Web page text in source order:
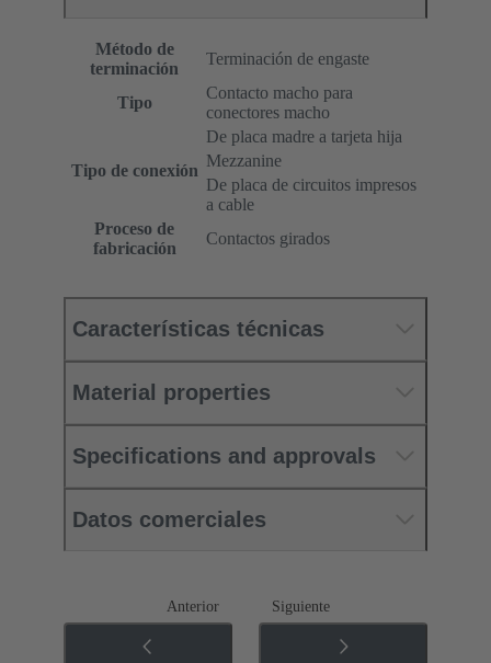
Método de
terminación
Terminación de engaste
Tipo
Contacto macho para
conectores macho
Tipo de conexión
De placa madre a tarjeta hija
Mezzanine
De placa de circuitos impresos
a cable
Proceso de
fabricación
Contactos girados
Características técnicas
Material properties
Specifications and approvals
Datos comerciales
Anterior Siguiente